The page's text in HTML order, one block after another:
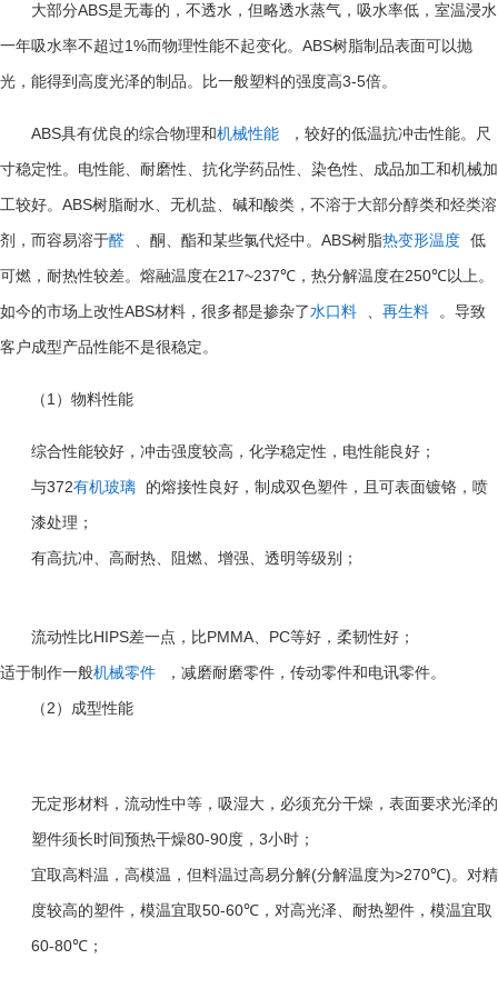
大部分ABS是无毒的，不透水，但略透水蒸气，吸水率低，室温浸水
一年吸水率不超过1%而物理性能不起变化。 ABS树脂制品表面可以抛
光，能得到高度光泽的制品。比一般塑料的强度高3-5倍。
ABS具有优良的综合物理和机械性能 ，较好的低温抗冲击性能。尺
寸稳定性。电性能、耐磨性、抗化学药品性、染色性、成品加工和机械加
工较好。 ABS树脂耐水、无机盐、碱和酸类，不溶于大部分醇类和烃类溶
剂，而容易溶于醛 、酮、酯和某些氯代烃中。 ABS树脂热变形温度 低
可燃，耐热性较差。熔融温度在217~237℃ ，热分解温度在250℃以上。
如今的市场上改性ABS材料，很多都是掺杂了水口料 、 再生料 。导致
客户成型产品性能不是很稳定。
（ 1 ）物料性能
综合性能较好，冲击强度较高，化学稳定性，电性能良好；
与372有机玻璃 的熔接性良好，制成双色塑件，且可表面镀铬，喷
漆处理；
有高抗冲、高耐热、阻燃、增强、透明等级别；
流动性比HIPS差一点，比PMMA、 PC等好，柔韧性好；
适于制作一般机械零件 ，减磨耐磨零件，传动零件和电讯零件。
（ 2 ）成型性能
无定形材料，流动性中等，吸湿大，必须充分干燥，表面要求光泽的
塑件须长时间预热干燥80-90度， 3小时；
宜取高料温，高模温，但料温过高易分解(分解温度为>270℃)。对精
度较高的塑件，模温宜取50-60℃ ，对高光泽、耐热塑件，模温宜取
60-80℃ ；